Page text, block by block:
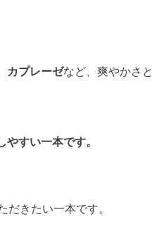
カプレーゼなど、爽やかさと
すい一本です。
きたい一本です。